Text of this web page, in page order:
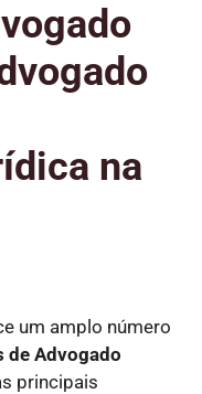
na
um amplo número
de Advogado
principais